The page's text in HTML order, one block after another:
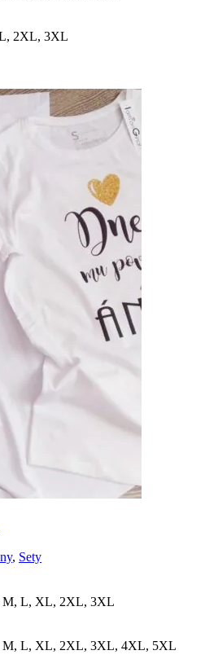
2XL, 3XL
, Sety
M, L, XL, 2XL, 3XL
M, L, XL, 2XL, 3XL, 4XL, 5XL